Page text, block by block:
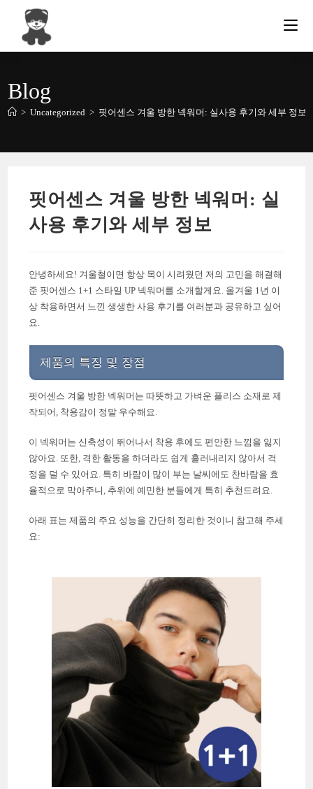
content
Blog
> Uncategorized > 핏어센스 겨울 방한 넥워머: 실사용 후기와 세부 정보
핏어센스 겨울 방한 넥워머: 실
사용 후기와 세부 정보
안녕하세요! 겨울철이면 항상 목이 시려웠던 저의 고민을 해결해
준 핏어센스 1+1 스타일 UP 넥워머를 소개할게요. 올겨울 1년 이
상 착용하면서 느낀 생생한 사용 후기를 여러분과 공유하고 싶어
요.
제품의 특징 및 장점
핏어센스 겨울 방한 넥워머는 따뜻하고 가벼운 플리스 소재로 제
작되어, 착용감이 정말 우수해요.
이 넥워머는 신축성이 뛰어나서 착용 후에도 편안한 느낌을 잃지
않아요. 또한, 격한 활동을 하더라도 쉽게 흘러내리지 않아서 걱
정을 덜 수 있어요. 특히 바람이 많이 부는 날씨에도 찬바람을 효
율적으로 막아주니, 추위에 예민한 분들에게 특히 추천드려요.
아래 표는 제품의 주요 성능을 간단히 정리한 것이니 참고해 주세
요: